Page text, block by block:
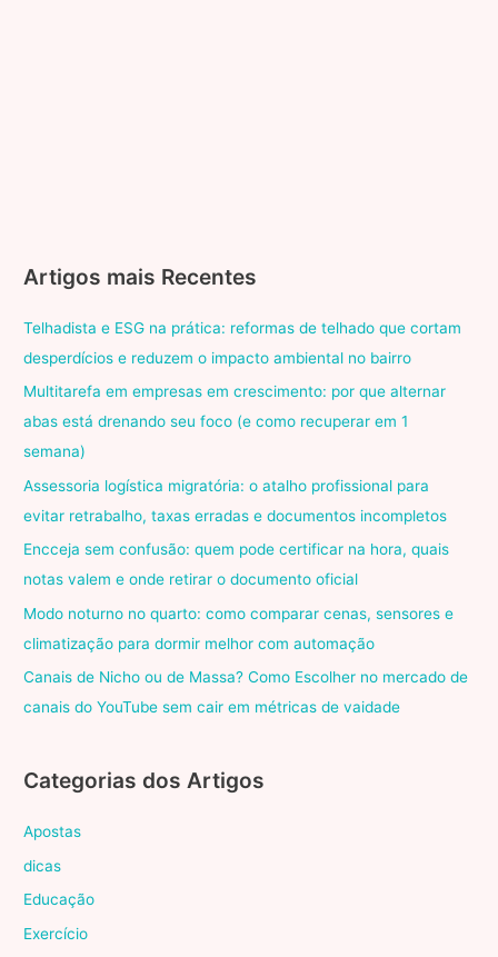
Artigos mais Recentes
Telhadista e ESG na prática: reformas de telhado que cortam
desperdícios e reduzem o impacto ambiental no bairro
Multitarefa em empresas em crescimento: por que alternar
abas está drenando seu foco (e como recuperar em 1
semana)
Assessoria logística migratória: o atalho profissional para
evitar retrabalho, taxas erradas e documentos incompletos
Encceja sem confusão: quem pode certificar na hora, quais
notas valem e onde retirar o documento oficial
Modo noturno no quarto: como comparar cenas, sensores e
climatização para dormir melhor com automação
Canais de Nicho ou de Massa? Como Escolher no mercado de
canais do YouTube sem cair em métricas de vaidade
Categorias dos Artigos
Apostas
dicas
Educação
Exercício